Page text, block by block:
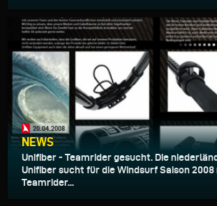
20.04.2008
NEWS
Unifiber - Teamrider gesucht. Die
Unifiber sucht für die Windsurf Saison 2008
Teamrider...